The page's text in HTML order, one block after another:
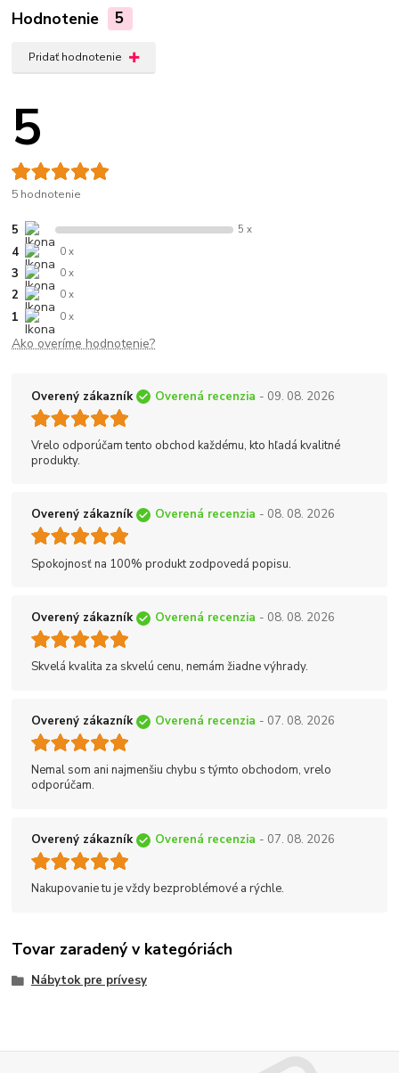
Hodnotenie 5
Pridať hodnotenie
5
5 hodnotenie
5 5 x
4 0 x
3 0 x
2 0 x
1 0 x
Ako overíme hodnotenie?
Overený zákazník Overená recenzia - 09. 08. 2026
Vrelo odporúčam tento obchod každému, kto hľadá kvalitné
produkty.
Overený zákazník Overená recenzia - 08. 08. 2026
Spokojnosť na 100% produkt zodpovedá popisu.
Overený zákazník Overená recenzia - 08. 08. 2026
Skvelá kvalita za skvelú cenu, nemám žiadne výhrady.
Overený zákazník Overená recenzia - 07. 08. 2026
Nemal som ani najmenšiu chybu s týmto obchodom, vrelo
odporúčam.
Overený zákazník Overená recenzia - 07. 08. 2026
Nakupovanie tu je vždy bezproblémové a rýchle.
Tovar zaradený v kategóriách
Nábytok pre prívesy